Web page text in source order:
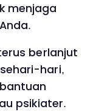
menjaga
berlanjut
hari,
psikiater.